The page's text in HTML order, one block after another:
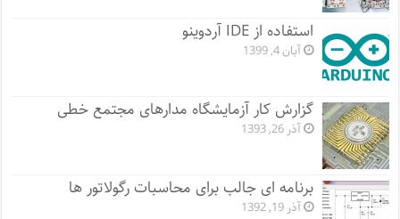
استفاده از IDE آردوینو
آبان 4, 1399
گزارش کار آزمایشگاه مدارهای مجتمع خطی
آذر 26, 1393
برنامه ای جالب برای محاسبات رگولاتور ها
آذر 19, 1392